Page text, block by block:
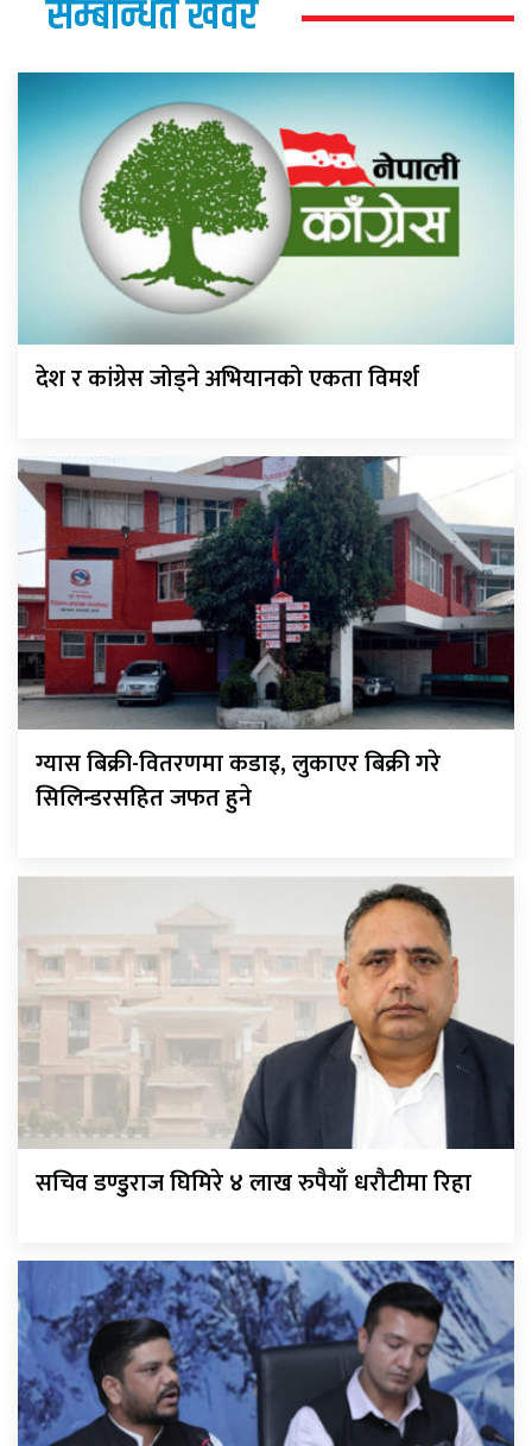
सम्बन्धित खवर
देश र कांग्रेस जोड्ने अभियानको एकता विमर्श
ग्यास बिक्री-वितरणमा कडाइ, लुकाएर बिक्री गरे
सिलिन्डरसहित जफत हुने
सचिव डण्डुराज घिमिरे ४ लाख रुपैयाँ धरौटीमा रिहा